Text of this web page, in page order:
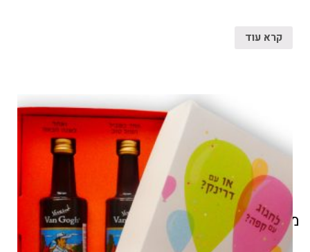
מוצרים קשורים
קרא עוד